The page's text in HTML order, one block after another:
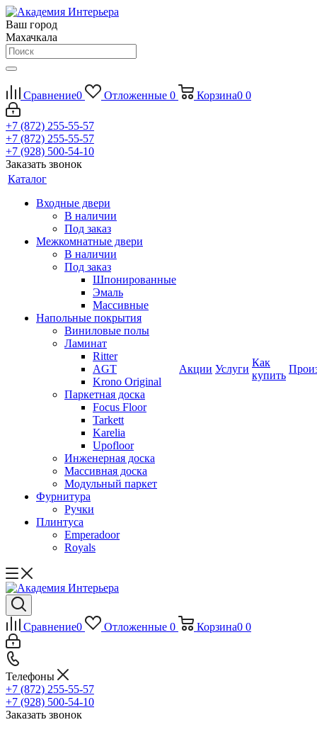
Ваш город
Махачкала
Сравнение0 Отложенные 0 Корзина0 0
+7 (872) 255-55-57
+7 (872) 255-55-57
+7 (928) 500-54-10
Заказать звонок
Каталог
Входные двери
В наличии
Под заказ
Межкомнатные двери
В наличии
Под заказ
Шпонированные
Эмаль
Массивные
Напольные покрытия
Виниловые полы
Ламинат
Ritter
AGT
Krono Original
Паркетная доска
Focus Floor
Tarkett
Karelia
Upofloor
Инженерная доска
Массивная доска
Модульный паркет
Фурнитура
Ручки
Плинтуса
Emperadoor
Royals
Акции Услуги
Как
купить
Сравнение0 Отложенные 0 Корзина0 0
Телефоны
+7 (872) 255-55-57
+7 (928) 500-54-10
Заказать звонок